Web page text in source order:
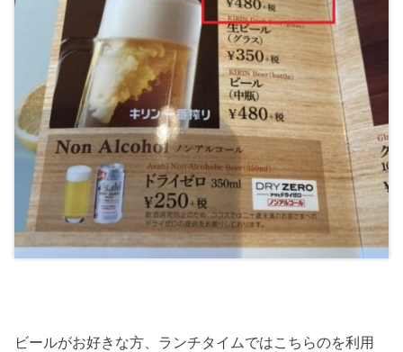
ビールがお好きな方、ランチタイムではこちらのを利用